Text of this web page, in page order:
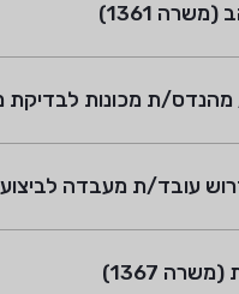
1361)
לבדיקת מיכלי לחץ (משרה 1363)
עובד/ת מעבדה לביצוע
1367)